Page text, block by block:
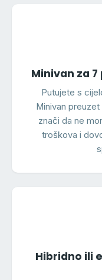
Minivan za 7
Putujete s
Minivan
znači da ne
troškova i
Hibridno ili